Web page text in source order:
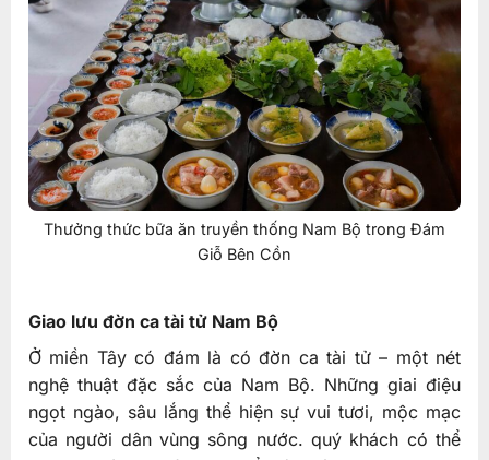
Thưởng thức bữa ăn truyền thống Nam Bộ trong Đám
Giỗ Bên Cồn
Giao lưu đờn ca tài tử Nam Bộ
Ở miền Tây có đám là có đờn ca tài tử – một nét
nghệ thuật đặc sắc của Nam Bộ. Những giai điệu
ngọt ngào, sâu lắng thể hiện sự vui tươi, mộc mạc
của người dân vùng sông nước. quý khách có thể